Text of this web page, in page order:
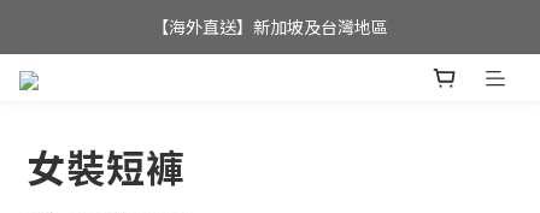
全店滿$350，即可享港澳地區免運費;
【海外直送】新加坡及台灣地區
女裝短褲